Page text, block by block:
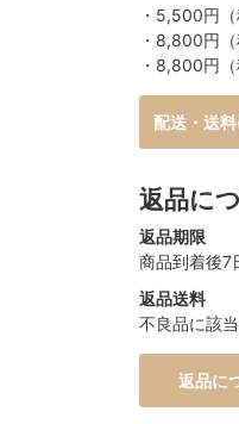
・5,500円
・8,800円
・8,800円
配送・送
返品に
返品期限
商品到着後7
返品送料
不良品に該
返品に